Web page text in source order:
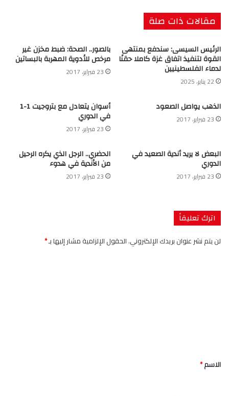
مقالات ذات صلة
الرئيس السيسى: سندفع بمنتهى
القوة لتنفيذ اتفاق غزة كاملا حقنًا
لدماء الفلسطينيين
22 يناير، 2025
بالصور.. الصحة: ضبط مخزن غير
مرخص للأدوية المهربة بالبساتين
23 فبراير، 2017
الذهب يواصل الصعود
23 فبراير، 2017
أسوان يتعادل مع بتروجيت 1-1
في الدوري
23 فبراير، 2017
البعض لا يريد أندية الصعيد في
الدوري
23 فبراير، 2017
الحضري.. الرجل الذي يكره الرحيل
من الأندية في هدوء
23 فبراير، 2017
اترك تعليقاً
لن يتم نشر عنوان بريدك الإلكتروني.الحقول الإلزامية مشار إليها بـ*
*
الاسم*